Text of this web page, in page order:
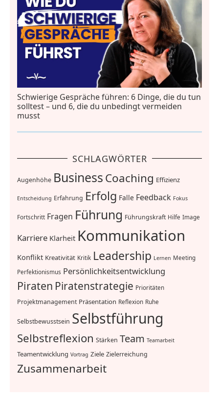
Schwierige Gespräche führen: 6 Dinge, die du tun
solltest – und 6, die du unbedingt vermeiden
musst
SCHLAGWÖRTER
Augenhöhe BusinessCoaching Effizienz
Entscheidung Erfahrung Erfolg Falle Feedback Fokus
Fortschritt Fragen Führung Führungskraft Hilfe Image
Karriere Klarheit Kommunikation
Konflikt Kreativität Kritik Leadership Lernen Meeting
Perfektionismus Persönlichkeitsentwicklung
Piraten Piratenstrategie Prioritäten
Projektmanagement Präsentation Reflexion Ruhe
Selbstbewusstsein Selbstführung
Selbstreflexion Stärken Team Teamarbeit
Teamentwicklung Vortrag Ziele Zielerreichung
Zusammenarbeit